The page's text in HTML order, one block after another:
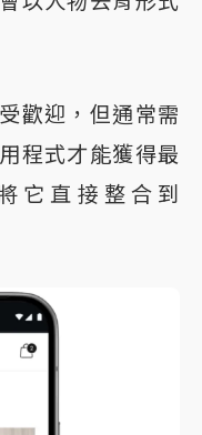
歡迎，但通常需
程式才能獲得最
它直接整合到